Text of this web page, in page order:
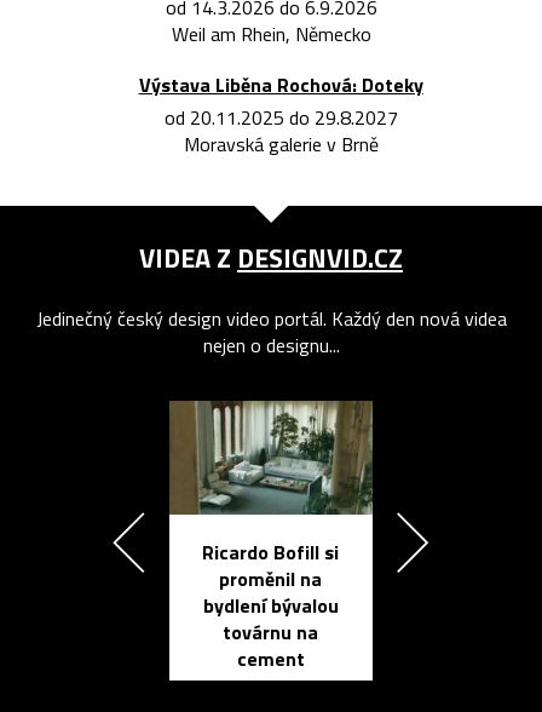
od 14.3.2026 do 6.9.2026
Weil am Rhein, Německo
Výstava Liběna Rochová: Doteky
od 20.11.2025 do 29.8.2027
Moravská galerie v Brně
VIDEA Z DESIGNVID.CZ
Jedinečný český design video portál. Každý den nová videa
nejen o designu...
Ricardo Bofill si
proměnil na
bydlení bývalou
továrnu na
cement